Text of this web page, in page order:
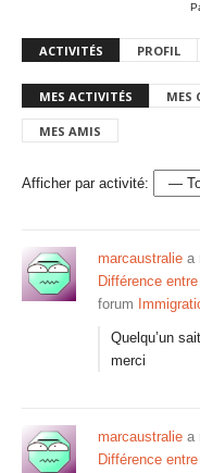
ACTIVITÉS PROFIL
MES ACTIVITÉS MES
MES AMIS
Afficher par activité:
marcaustralie a
Différence
forum
Quelqu’un
merci
marcaustralie a
Différence